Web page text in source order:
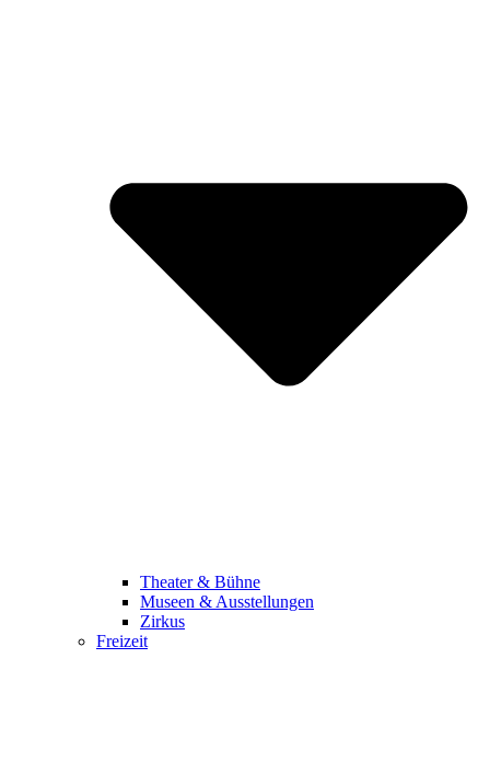
Theater & Bühne
Museen & Ausstellungen
Zirkus
Freizeit